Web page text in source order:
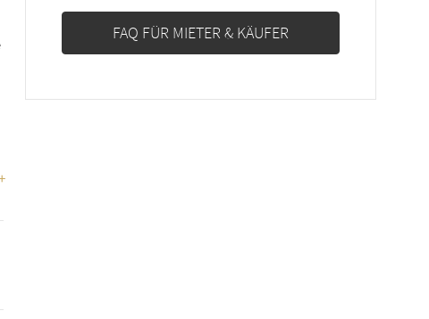
FAQ FÜR MIETER & KÄUFER